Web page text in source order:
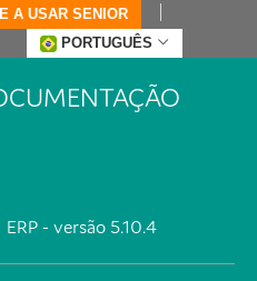
A USAR SENIOR
PORTUGUÊS
- versão 5.10.4